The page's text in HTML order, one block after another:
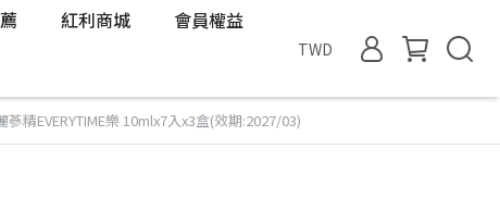
紅利商城
會員權益
TWD
蔘精EVERYTIME樂 10mlx7入x3盒(效期:2027/03)